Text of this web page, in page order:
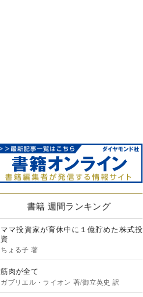
書籍 週間ランキング
ママ投資家が育休中に１億貯めた株式投
資
ちょる子 著
筋肉が全て
ガブリエル・ライオン 著/御立英史 訳